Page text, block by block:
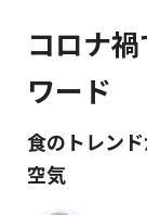
コロナ
ワード
食のトレン
空気